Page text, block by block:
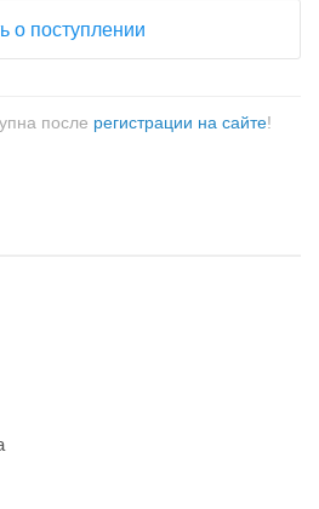
о поступлении
после регистрации на сайте!